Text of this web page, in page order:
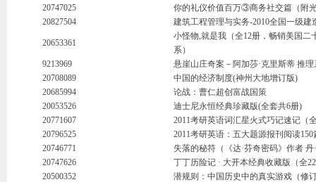
20747025
你的礼仪价值百万③商务社交篇（附
20827504
建筑工程管理与实务-2010全国一级
20653361
小怪物,就是我（全12册，畅销美国
系）
9213969
悬崖山庄奇案－阿加莎·克里斯蒂 推理
20708089
中国的经济制度(神州大地增订版)
20685994
论战：曹仁超创富战国策
20053526
迪士尼永恒经典珍藏版(全套共6册)
20771607
2011考研英语词汇星火式巧记速记（
20796525
2011考研英语：五大题源报刊阅读
20746771
失落的秘符（《达·芬奇密码》作者
20747626
丁丁历险记 · 大开本经典收藏版（全
20500352
潜规则：中国历史中的真实游戏（修